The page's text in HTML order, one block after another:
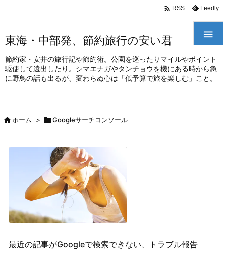
東海・中部発、節約旅行の安い君
節約家・安井の旅行記や節約術。公園を巡ったりマイルやポイント
駆使して遠出したり。シマエナガやタンチョウを機にある時から急
に野鳥の話も出るが、変わらぬ心は「低予算で旅を楽しむ」こと。

 RSS Feedly
ホーム > Googleサーチコンソール
最近の記事がGoogleで検索できない、トラブル報告